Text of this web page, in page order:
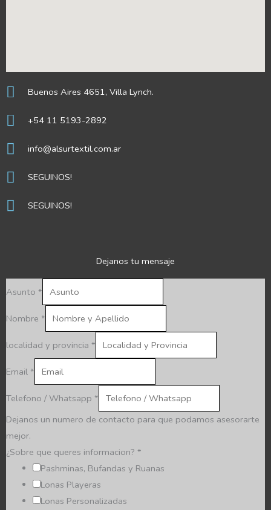
Buenos Aires 4651, Villa Lynch.
+54 11 5193-2892
info@alsurtextil.com.ar
SEGUINOS!
SEGUINOS!
Dejanos tu mensaje
Asunto *
Nombre *
localidad y provincia *
Email *
Telefono / Whatsapp *
Dejanos un numero de contacto para que podamos asesorarte
mejor.
¿Sobre que queres informacion? *
Pashminas, Bufandas y Ruanas
Lonas Playeras
Lonas Personalizadas